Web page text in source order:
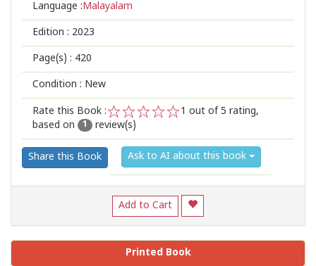
Language :Malayalam
Edition : 2023
Page(s) : 420
Condition : New
Rate this Book :
2
1
1 out of 5 rating,
based on
1 review(s)
Share this Book Ask to AI about this book
Add to Cart
Printed Book